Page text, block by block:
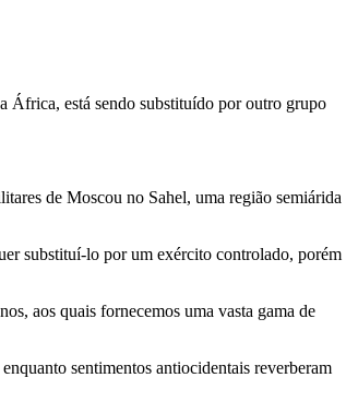
África, está sendo substituído por outro grupo
de Moscou no Sahel, uma região semiárida
substituí-lo por um exército controlado, porém
aos quais fornecemos uma vasta gama de
sentimentos antiocidentais reverberam